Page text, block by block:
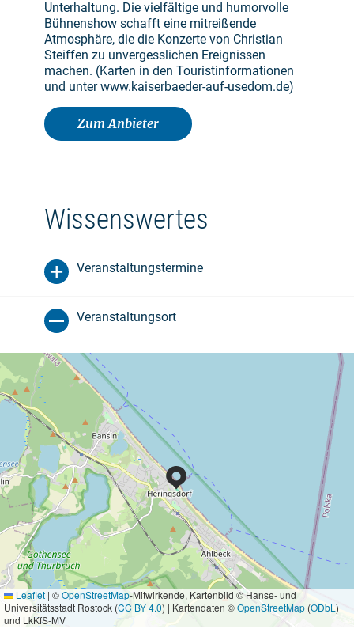
Unterhaltung. Die vielfältige und humorvolle
Bühnenshow schafft eine mitreißende
Atmosphäre, die die Konzerte von Christian
Steiffen zu unvergesslichen Ereignissen
machen. (Karten in den Touristinformationen
und unter www.kaiserbaeder-auf-usedom.de)
Zum Anbieter
Wissenswertes
Veranstaltungstermine
Veranstaltungsort
Leaflet | ©OpenStreetMap-Mitwirkende, Kartenbild © Hanse- und
Universitätsstadt Rostock (CC BY 4.0) | Kartendaten ©OpenStreetMap (ODbL )
und LkKfS-MV